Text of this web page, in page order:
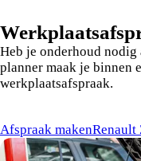
Heb je onderhoud nodig
planner maak je binnen
werkplaatsafspraak.
Afspraak makenRenault